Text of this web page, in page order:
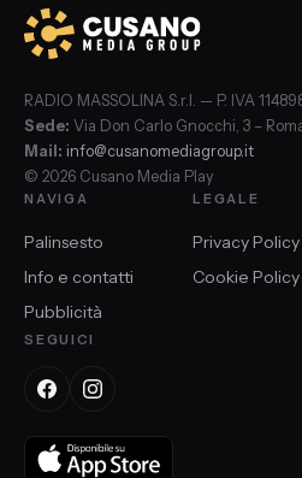
RADIO MASSOLINA S.r.l. — P. IVA
Sede: Via Don Carlo Gnocchi, 3 –
Mail: info@cusanomediagroup.it
© 2026 Cusano Media Play
NAVIGA
Palinsesto
Info e contatti
Pubblicità
LEGALE
Privacy Policy
Cookie Policy
SEGUICI